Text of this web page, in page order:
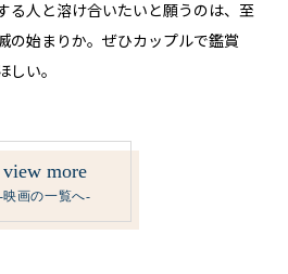
る人と溶け合いたいと願うのは、至
の始まりか。ぜひカップルで鑑賞
しい。
view more
-映画の一覧へ-